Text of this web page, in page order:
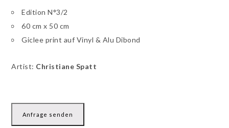
Edition N°3/2
60 cm x 50 cm
Giclee print auf Vinyl & Alu Dibond
Artist: Christiane Spatt
Anfrage senden